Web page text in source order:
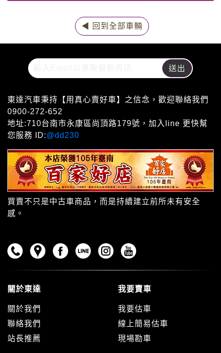
◀ 回到全部車輛
東達汽車秉持【用真心賣好車】之信念，歡迎聯絡我們
0900-272-652
地址:710台南市永康區尚頂路179號，加入line 更快幫
您服務 ID:@dd230
買賣不只是中古車商品，而是持續建立前所未有安全
感。
關於東達
關於我們
聯絡我們
站長推薦
我要賣車
我要估車
線上簡易估車
現場勘車